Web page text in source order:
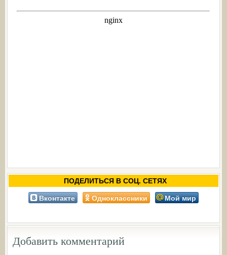
ПОДЕЛИТЬСЯ В СОЦ. СЕТЯХ
Вконтакте Одноклассники Мой мир
Добавить комментарий